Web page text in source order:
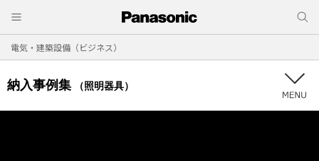
電気・建築設備（ビジネス）
納入事例集 （照明器具）